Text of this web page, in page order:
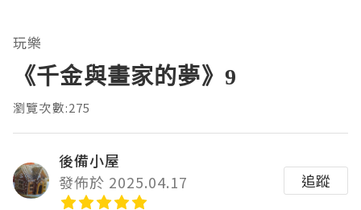
玩樂
《千金與畫家的夢》9
瀏覽次數:275
後備小屋
發佈於 2025.04.17
追蹤